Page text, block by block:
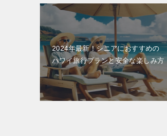
2024年最新！シニアにおすすめの
ハワイ旅行プランと安全な楽しみ方